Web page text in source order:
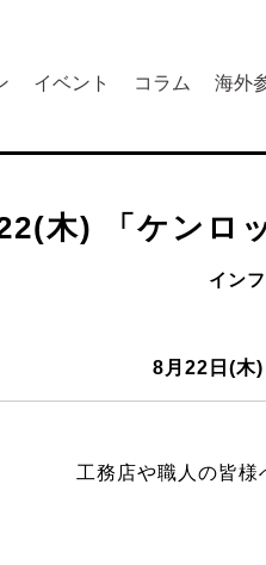
イベント コラム 海外
木) 「ケンロ
イン
8月22日(木
工務店や職人の皆様